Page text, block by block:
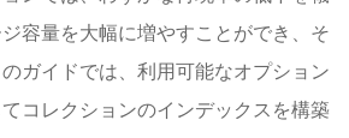
容量を大幅に増やすことができ、そ
ガイドでは、利用可能なオプション
コレクションのインデックスを構築